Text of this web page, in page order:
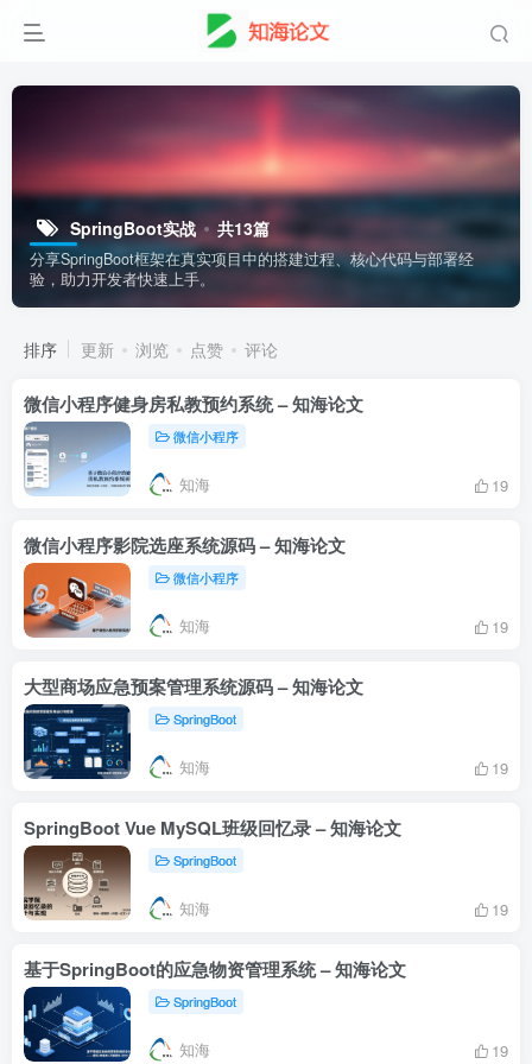
SpringBoot实战 共13篇
分享SpringBoot框架在真实项目中的搭建过程、核心代码与部署经
验，助力开发者快速上手。
排序 更新 浏览 点赞 评论
微信小程序健身房私教预约系统 – 知海论文
微信小程序
知海 19
微信小程序影院选座系统源码 – 知海论文
微信小程序
知海 19
大型商场应急预案管理系统源码 – 知海论文
SpringBoot
知海 19
SpringBoot Vue MySQL班级回忆录 – 知海论文
SpringBoot
知海 19
基于SpringBoot的应急物资管理系统 – 知海论文
SpringBoot
知海 19